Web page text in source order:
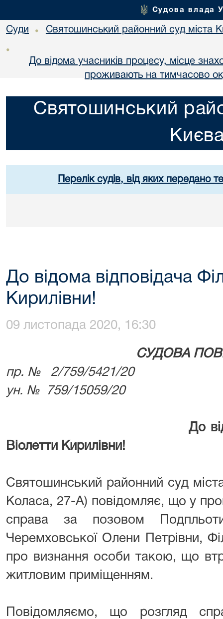
Судова влада
Суди • Святошинський районний суд міста
•
До відома учасників процесу, місце
проживають на тимчасово
Святошинський
Перелік судів, від яких передано
До відома відповідача
Кирилівни!
09 листопада 2020, 16:30
СУДОВА
пр. № 2/759/5421/20
ун. № 759/15059/20
До відома
Віолетти Кирилівни!
Святошинський районний суд
Коласа, 27-А) повідомляє, що у
справа за позовом
Черемховської Олени Петрівни,
про визнання особи такою, що
житловим приміщенням.
Повідомляємо, що розгляд